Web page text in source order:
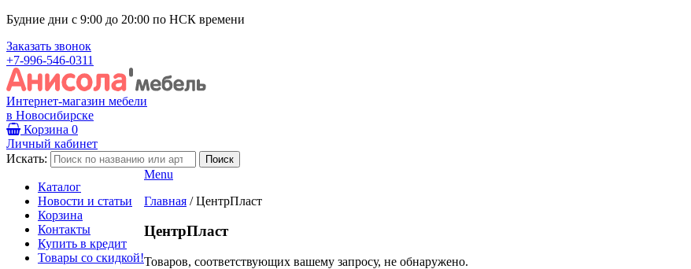
Будние дни с 9:00 до 20:00 по НСК времени
Заказать звонок
+7-996-546-0311
Интернет-магазин мебели
в Новосибирске
Корзина 0
Личный кабинет
Искать:
Каталог
Новости и статьи
Корзина
Контакты
Купить в кредит
Товары со скидкой!
Menu
Главная / ЦентрПласт
ЦентрПласт
Товаров, соответствующих вашему запросу, не обнаружено.